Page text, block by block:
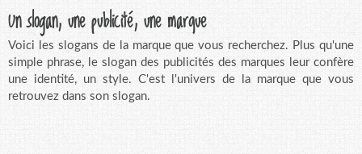
Un slogan, une publicité, une marque
Voici les slogans de la marque que vous recherchez. Plus qu'une
simple phrase, le slogan des publicités des marques leur confère
une identité, un style. C'est l'univers de la marque que vous
retrouvez dans son slogan.